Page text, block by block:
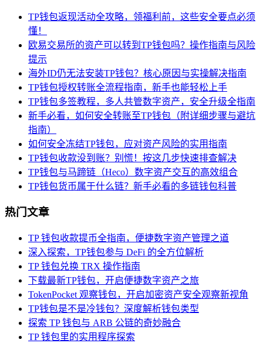
TP钱包返现活动全攻略，领福利前，这些安全要点必须
懂！
欧易交易所的资产可以转到TP钱包吗？操作指南与风险
提示
海外ID仍无法安装TP钱包？核心原因与实操解决指南
TP钱包授权转账全流程指南，新手也能轻松上手
TP钱包多签教程，多人共管数字资产，安全升级全指南
新手必看，如何安全转账至TP钱包（附详细步骤与避坑
指南）
如何安全冻结TP钱包，应对资产风险的实用指南
TP钱包收款没到账？别慌！按这几步快速排查解决
TP钱包与马蹄链（Heco）数字资产交互的高效组合
TP钱包货币属于什么链？新手必看的多链钱包科普
热门文章
TP 钱包收款提币全指南，便捷数字资产管理之道
深入探索，TP钱包参与 DeFi 的全方位解析
TP 钱包兑换 TRX 操作指南
下载最新TP钱包，开启便捷数字资产之旅
TokenPocket 观察钱包，开启加密资产安全观察新视角
TP钱包是不是冷钱包？深度解析钱包类型
探索 TP 钱包与 ARB 公链的奇妙融合
TP 钱包里的实用程序探索